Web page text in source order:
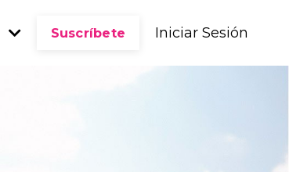
Suscríbete Iniciar Sesión